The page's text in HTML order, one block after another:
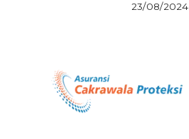
23/08/2024